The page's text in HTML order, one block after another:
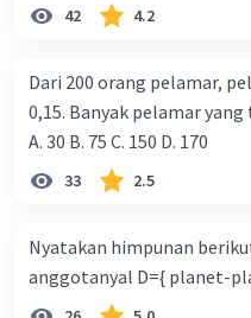
42 4.2
Dari 200 orang pelamar,
0,15. Banyak pelamar
A. 30 B. 75 C. 150 D. 170
33 2.5
Nyatakan himpunan
anggotanyal D={ planet-